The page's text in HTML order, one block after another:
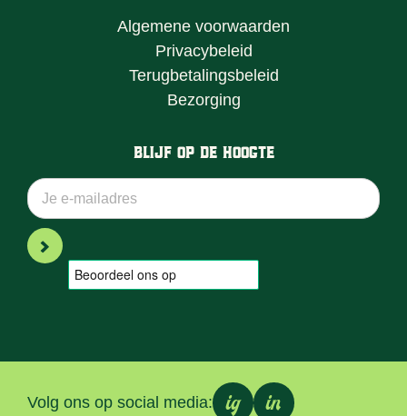
Algemene voorwaarden
Privacybeleid
Terugbetalingsbeleid
Bezorging
Blijf op de hoogte
Volg ons op social media: ig in